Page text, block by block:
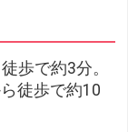
歩で約3分。
徒歩で約10